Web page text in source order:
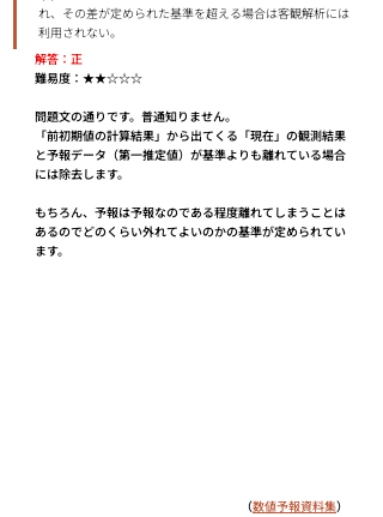
れ、その差が定められた基準を超える場合は客観解析には
利⽤されない。
解答：正
難易度：★★☆☆☆
問題文の通りです。普通知りません。
「前初期値の計算結果」から出てくる「現在」の観測結果
と予報データ（第一推定値）が基準よりも離れている場合
には除去します。
もちろん、予報は予報なのである程度離れてしまうことは
あるのでどのくらい外れてよいのかの基準が定められてい
ます。
（数値予報資料集）